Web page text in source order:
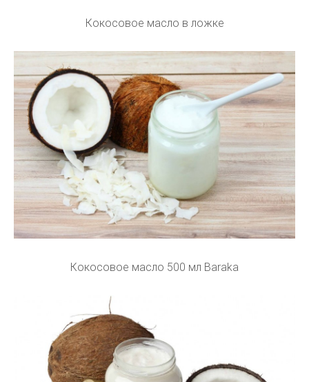
Кокосовое масло в ложке
Кокосовое масло 500 мл Baraka